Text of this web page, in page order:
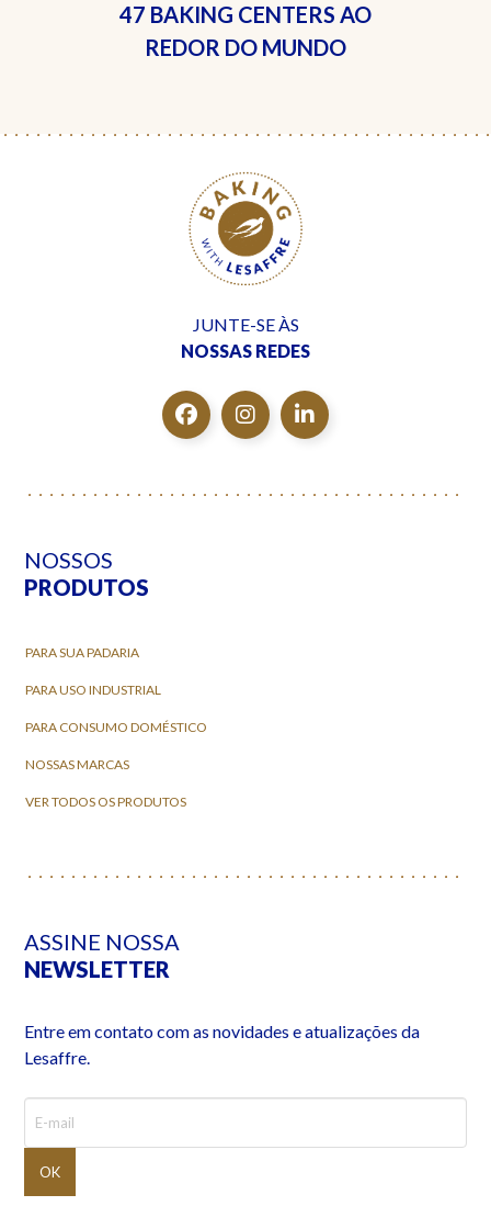
47 BAKING CENTERS AO
REDOR DO MUNDO
JUNTE-SE ÀS
NOSSAS REDES
NOSSOS
PRODUTOS
PARA SUA PADARIA
PARA USO INDUSTRIAL
PARA CONSUMO DOMÉSTICO
NOSSAS MARCAS
VER TODOS OS PRODUTOS
ASSINE NOSSA
NEWSLETTER
Entre em contato com as novidades e atualizações da
Lesaffre.